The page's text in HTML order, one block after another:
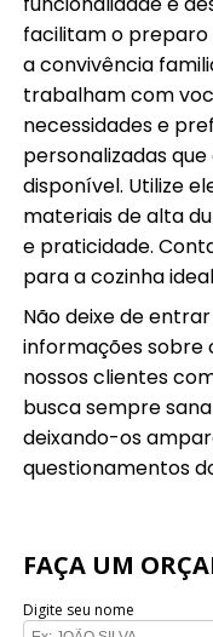
facilitam o preparo
a convivência
trabalham com
necessidades e
personalizadas
disponível. Utilize
materiais de alta
e praticidade.
para a cozinha
Não deixe de
informações sobre
nossos clientes
busca sempre
deixando-os
questionamentos
FAÇA UM
Digite seu nome